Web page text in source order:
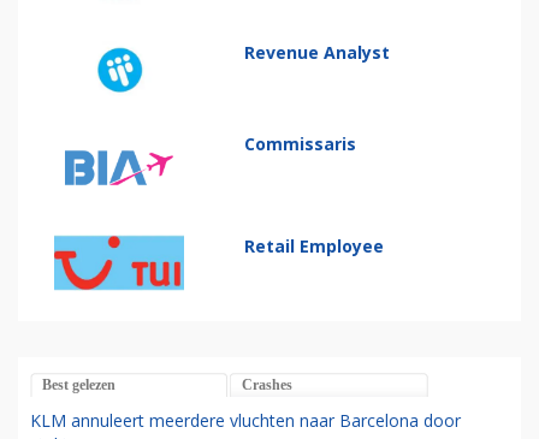
Revenue Analyst
Commissaris
Retail Employee
Best gelezen Crashes
KLM annuleert meerdere vluchten naar Barcelona door